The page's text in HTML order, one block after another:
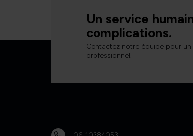
Un service
complications.
Contactez notre équipe pour un
professionnel.